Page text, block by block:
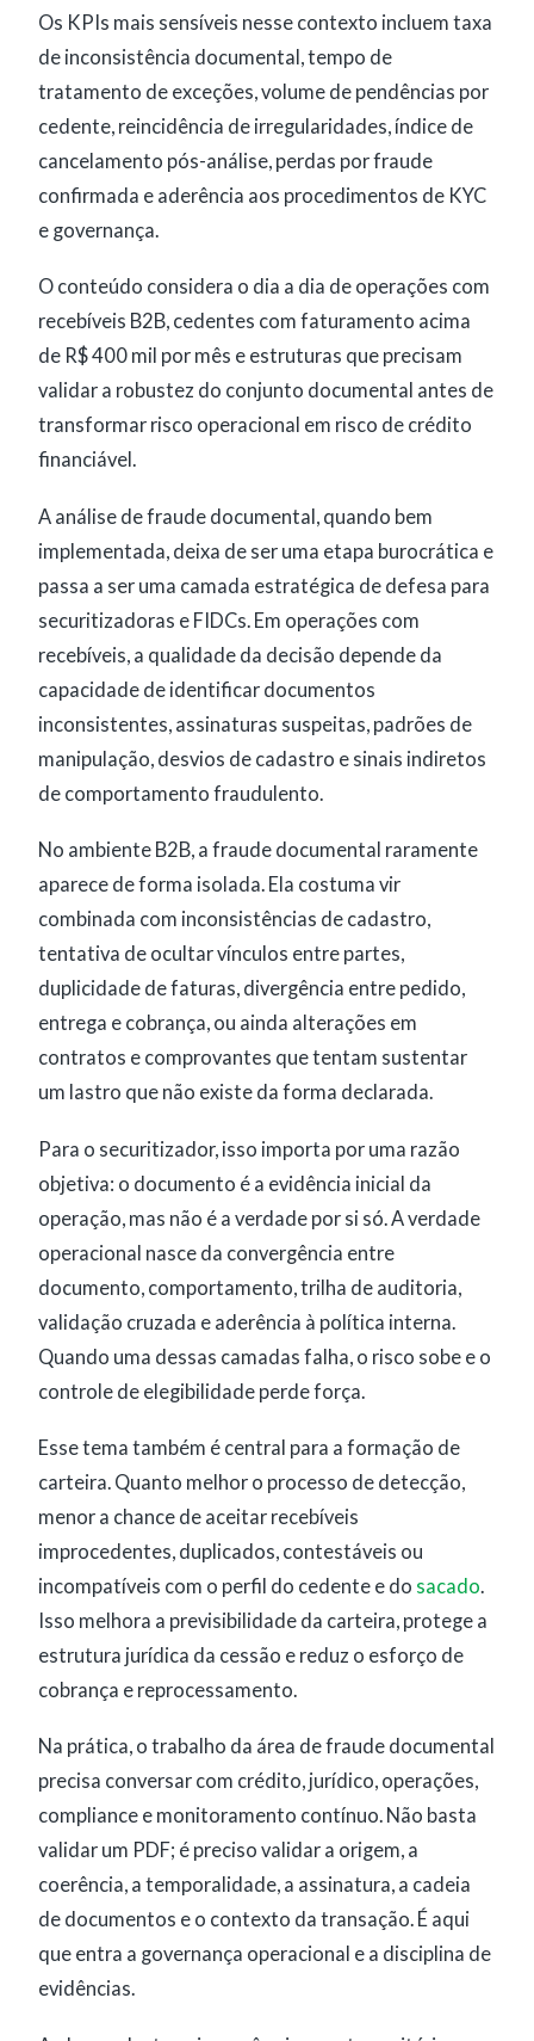
Os KPIs mais sensíveis nesse contexto incluem taxa
de inconsistência documental, tempo de
tratamento de exceções, volume de pendências por
cedente, reincidência de irregularidades, índice de
cancelamento pós-análise, perdas por fraude
confirmada e aderência aos procedimentos de KYC
e governança.
O conteúdo considera o dia a dia de operações com
recebíveis B2B, cedentes com faturamento acima
de R$ 400 mil por mês e estruturas que precisam
validar a robustez do conjunto documental antes de
transformar risco operacional em risco de crédito
financiável.
A análise de fraude documental, quando bem
implementada, deixa de ser uma etapa burocrática e
passa a ser uma camada estratégica de defesa para
securitizadoras e FIDCs. Em operações com
recebíveis, a qualidade da decisão depende da
capacidade de identificar documentos
inconsistentes, assinaturas suspeitas, padrões de
manipulação, desvios de cadastro e sinais indiretos
de comportamento fraudulento.
No ambiente B2B, a fraude documental raramente
aparece de forma isolada. Ela costuma vir
combinada com inconsistências de cadastro,
tentativa de ocultar vínculos entre partes,
duplicidade de faturas, divergência entre pedido,
entrega e cobrança, ou ainda alterações em
contratos e comprovantes que tentam sustentar
um lastro que não existe da forma declarada.
Para o securitizador, isso importa por uma razão
objetiva: o documento é a evidência inicial da
operação, mas não é a verdade por si só. A verdade
operacional nasce da convergência entre
documento, comportamento, trilha de auditoria,
validação cruzada e aderência à política interna.
Quando uma dessas camadas falha, o risco sobe e o
controle de elegibilidade perde força.
Esse tema também é central para a formação de
carteira. Quanto melhor o processo de detecção,
menor a chance de aceitar recebíveis
improcedentes, duplicados, contestáveis ou
incompatíveis com o perfil do cedente e do sacado.
Isso melhora a previsibilidade da carteira, protege a
estrutura jurídica da cessão e reduz o esforço de
cobrança e reprocessamento.
Na prática, o trabalho da área de fraude documental
precisa conversar com crédito, jurídico, operações,
compliance e monitoramento contínuo. Não basta
validar um PDF; é preciso validar a origem, a
coerência, a temporalidade, a assinatura, a cadeia
de documentos e o contexto da transação. É aqui
que entra a governança operacional e a disciplina de
evidências.